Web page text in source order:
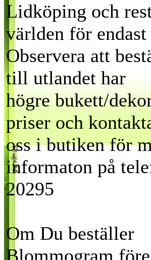
Lidköping och
världen för endast
Observera att
till utlandet har
högre bukett/
priser och
oss i butiken för
informaton på
20295
Om Du beställer
Blommogram